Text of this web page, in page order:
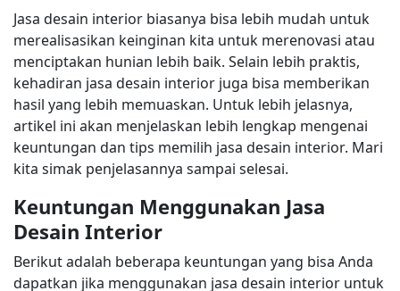
Jasa desain interior biasanya bisa lebih mudah untuk
merealisasikan keinginan kita untuk merenovasi atau
menciptakan hunian lebih baik. Selain lebih praktis,
kehadiran jasa desain interior juga bisa memberikan
hasil yang lebih memuaskan. Untuk lebih jelasnya,
artikel ini akan menjelaskan lebih lengkap mengenai
keuntungan dan tips memilih jasa desain interior. Mari
kita simak penjelasannya sampai selesai.
Keuntungan Menggunakan Jasa
Desain Interior
Berikut adalah beberapa keuntungan yang bisa Anda
dapatkan jika menggunakan jasa desain interior untuk